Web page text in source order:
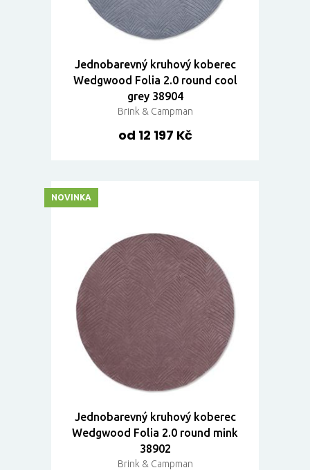
Jednobarevný kruhový koberec
Wedgwood Folia 2.0 round cool
grey 38904
Brink & Campman
od 12 197 Kč
Jednobarevný kruhový koberec
Wedgwood Folia 2.0 round mink
38902
Brink & Campman
NOVINKA